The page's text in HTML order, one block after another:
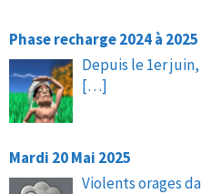
Phase recharge 2024 à 2025
Depuis le 1er
[…]
Mardi 20 Mai 2025
Violents orages